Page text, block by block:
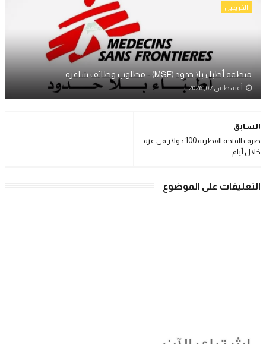
الخريجين
منظمة أطباء بلا حدود (MSF) - مطلوب وظائف شاغرة
أغسطس 07, 2026
السابق
صرف المنحة القطرية 100 دولار في غزة
خلال أيام
التعليقات على الموضوع